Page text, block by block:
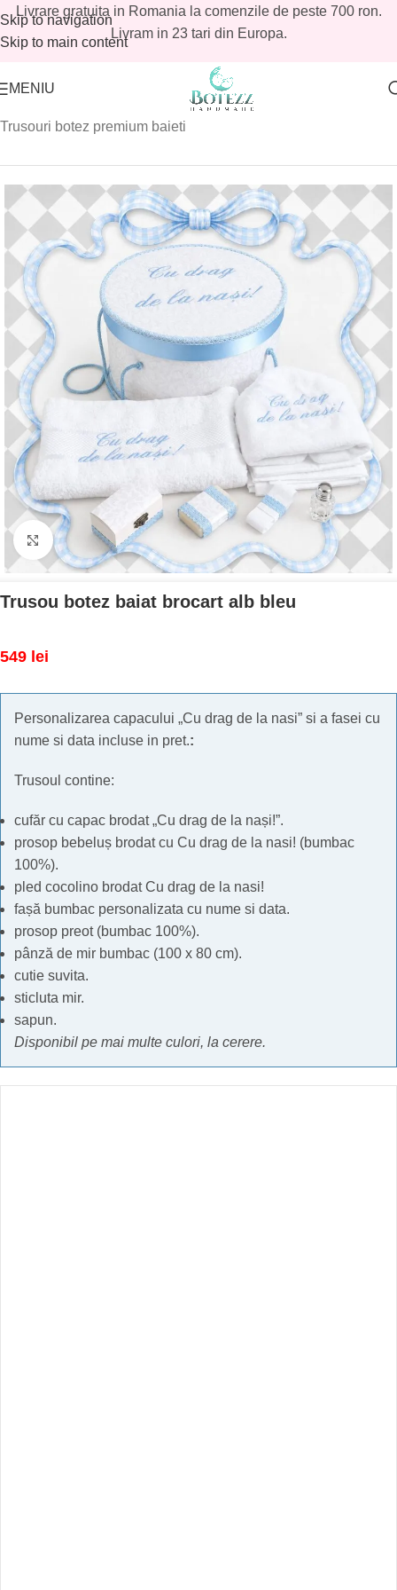
Skip to navigation
Skip to main content
Livrare gratuita in Romania la comenzile de peste 700 ron.
Livram in 23 tari din Europa.
MENIU
Trusouri botez baieti
Trusouri botez premium baieti
Mărește imaginea
Trusou botez baiat brocart alb bleu
549 lei
Personalizarea capacului „Cu drag de la nasi” si a fasei cu
nume si data incluse in pret.:
Trusoul contine:
cufăr cu capac brodat „Cu drag de la nași!”.
prosop bebeluș brodat cu Cu drag de la nasi! (bumbac
100%).
pled cocolino brodat Cu drag de la nasi!
fașă bumbac personalizata cu nume si data.
prosop preot (bumbac 100%).
pânză de mir bumbac (100 x 80 cm).
cutie suvita.
sticluta mir.
sapun.
Disponibil pe mai multe culori, la cerere.